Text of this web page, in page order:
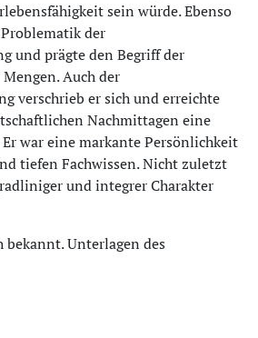
sein würde. Ebenso
der
und prägte den Begriff der
Auch der
verschrieb er sich und erreichte
Nachmittagen eine
war eine markante Persönlichkeit
tiefen Fachwissen. Nicht zuletzt
und integrer Charakter
Unterlagen des